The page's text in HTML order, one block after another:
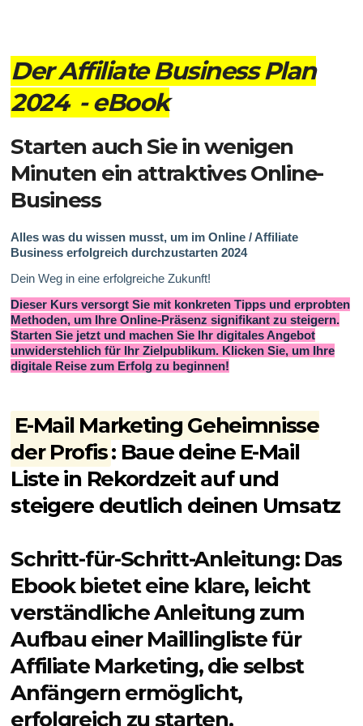
Der Affiliate Business Plan
2024 - eBook
Starten auch Sie in wenigen
Minuten ein attraktives Online-
Business
Alles was du wissen musst, um im Online / Affiliate
Business erfolgreich durchzustarten 2024
Dein Weg in eine erfolgreiche Zukunft!
Dieser Kurs versorgt Sie mit konkreten Tipps und erprobten
Methoden, um Ihre Online-Präsenz signifikant zu steigern.
Starten Sie jetzt und machen Sie Ihr digitales Angebot
unwiderstehlich für Ihr Zielpublikum. Klicken Sie, um Ihre
digitale Reise zum Erfolg zu beginnen!
E-Mail Marketing Geheimnisse
der Profis: Baue deine E-Mail
Liste in Rekordzeit auf und
steigere deutlich deinen Umsatz
Schritt-für-Schritt-Anleitung:Das
Ebook bietet eine klare, leicht
verständliche Anleitung zum
Aufbau einer Maillingliste für
Affiliate Marketing, die selbst
Anfängern ermöglicht,
erfolgreich zu starten.